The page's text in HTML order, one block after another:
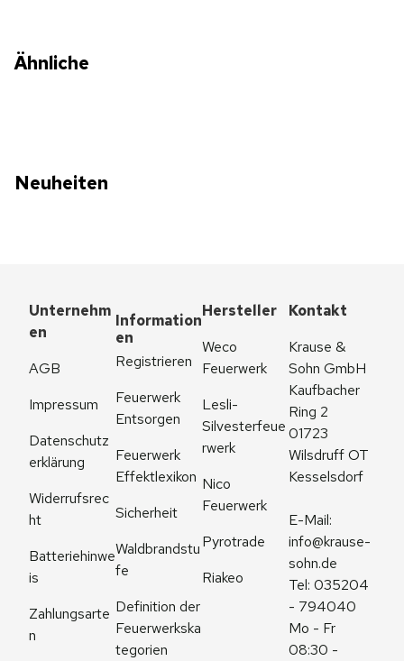
Ähnliche
Neuheiten
Unternehm
en
AGB
Impressum
Datenschutz
erklärung
Widerrufsrec
ht
Batteriehinwe
is
Zahlungsarte
n
Information
en
Registrieren
Feuerwerk
Entsorgen
Feuerwerk
Effektlexikon
Sicherheit
Waldbrandstu
fe
Definition der
Feuerwerkska
tegorien
Hersteller
Weco
Feuerwerk
Lesli-
Silvesterfeue
rwerk
Nico
Feuerwerk
Pyrotrade
Riakeo
Kontakt
Krause &
Sohn GmbH
Kaufbacher
Ring 2
01723
Wilsdruff OT
Kesselsdorf
info@krause-
sohn.de
Tel: 035204
- 794040
Mo - Fr
08:30 -